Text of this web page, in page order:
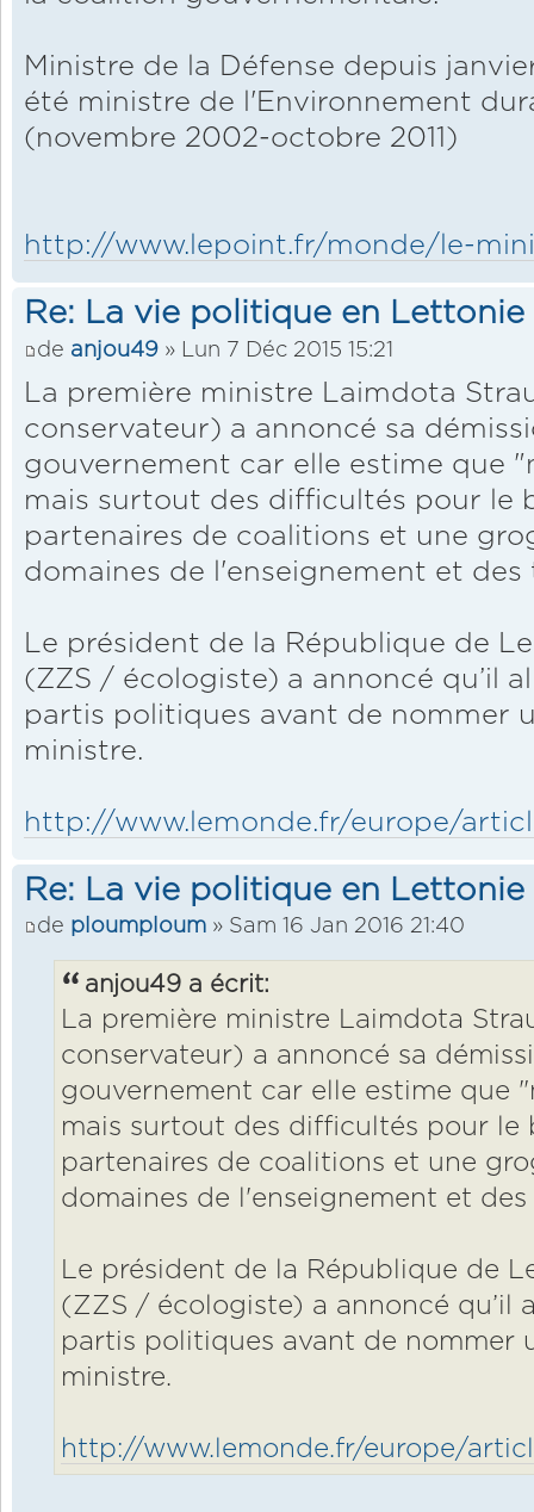
Ministre de la Défense depuis
été ministre de l'Environnement
(novembre 2002-octobre 2011)
http://www.lepoint.fr/monde/le-
Re: La vie politique en Lettonie
de anjou49 » Lun 7 Déc 2015 15:21
La première ministre Laimdota
conservateur) a annoncé sa
gouvernement car elle estime que
mais surtout des difficultés pour le
partenaires de coalitions et une
domaines de l'enseignement et
Le président de la République de
(ZZS / écologiste) a annoncé qu’il
partis politiques avant de nommer
ministre.
http://www.lemonde.fr/europe/
Re: La vie politique en Lettonie
de ploumploum » Sam 16 Jan 2016 21:40
anjou49 a écrit:
La première ministre Laimdota
conservateur) a annoncé sa
gouvernement car elle estime que
mais surtout des difficultés pour le
partenaires de coalitions et une
domaines de l'enseignement et
Le président de la République de
(ZZS / écologiste) a annoncé qu’il
partis politiques avant de nommer
ministre.
http://www.lemonde.fr/europe/